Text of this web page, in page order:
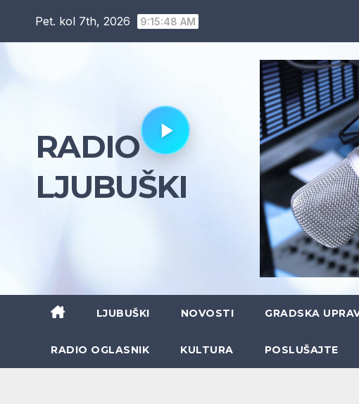
Pet. kol 7th, 2026 9:15:49 AM
RADIO
LJUBUŠKI
LJUBUŠKI NOVOSTI GRADSKA
RADIO OGLASNIK KULTURA POSLUŠAJTE